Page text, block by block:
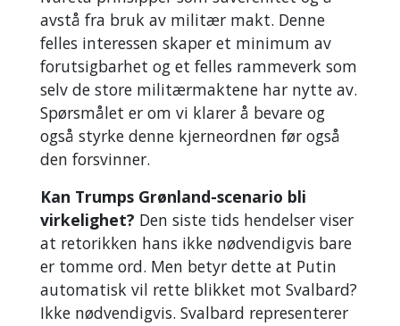
avstå fra bruk av militær makt. Denne
felles interessen skaper et minimum av
forutsigbarhet og et felles rammeverk som
selv de store militærmaktene har nytte av.
Spørsmålet er om vi klarer å bevare og
også styrke denne kjerneordnen før også
den forsvinner.
Kan Trumps Grønland-scenario bli
virkelighet? Den siste tids hendelser viser
at retorikken hans ikke nødvendigvis bare
er tomme ord. Men betyr dette at Putin
automatisk vil rette blikket mot Svalbard?
Ikke nødvendigvis. Svalbard representerer